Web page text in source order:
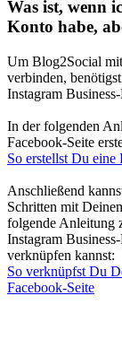
Was ist, wenn
Konto habe,
Um Blog2Social
verbinden,
Instagram
In der folgenden
Facebook-Seite
So erstellst Du eine
Anschließend
Schritten mit
folgende Anleitung
Instagram
verknüpfen kannst:
So verknüpfst Du
Facebook-Seite